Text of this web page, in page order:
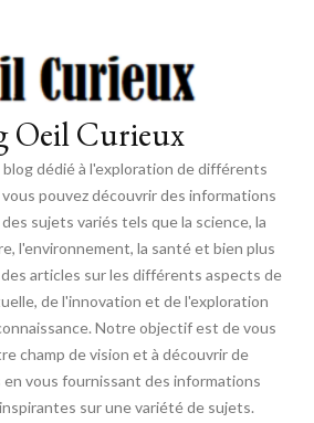
Oeil Curieux
dédié à l'exploration de différents
pouvez découvrir des informations
sujets variés tels que la science, la
l'environnement, la santé et bien plus
articles sur les différents aspects de
de l'innovation et de l'exploration
Notre objectif est de vous
champ de vision et à découvrir de
en vous fournissant des informations
sur une variété de sujets.